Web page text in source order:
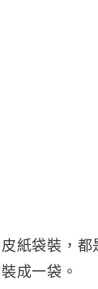
紙袋裝，都
成一袋。